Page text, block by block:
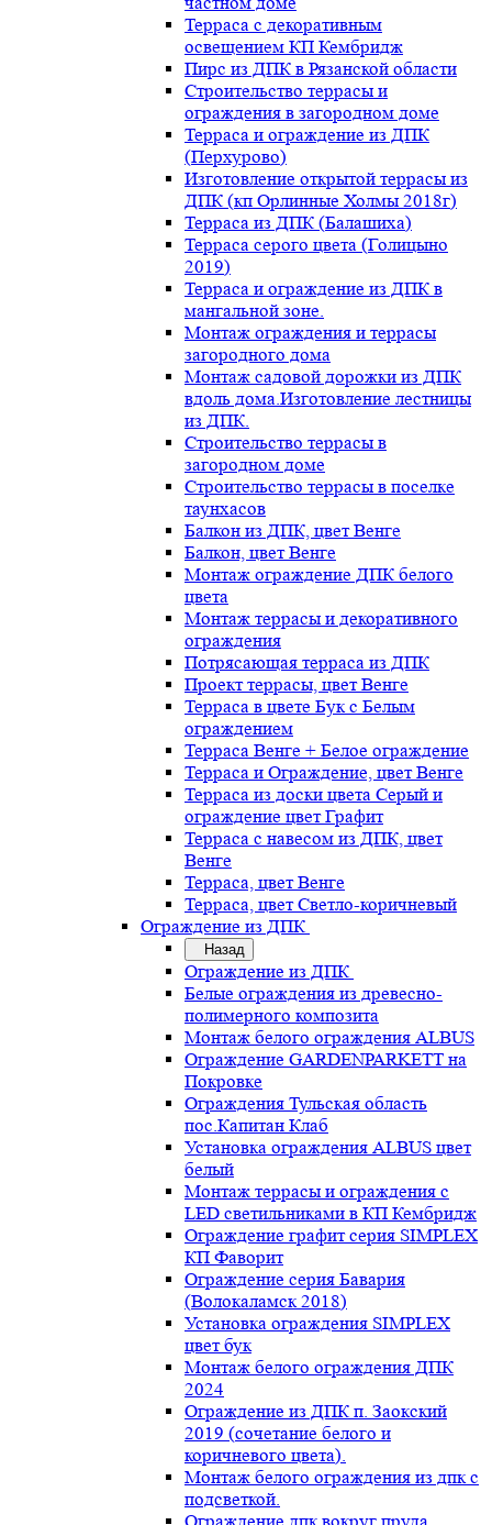
Терраса с декоративным
освещением КП Кембридж
Пирс из ДПК в Рязанской области
Строительство террасы и
ограждения в загородном доме
Терраса и ограждение из ДПК
(Перхурово)
Изготовление открытой террасы из
ДПК (кп Орлинные Холмы 2018г)
Терраса из ДПК (Балашиха)
Терраса серого цвета (Голицыно
2019)
Терраса и ограждение из ДПК в
мангальной зоне.
Монтаж ограждения и террасы
загородного дома
Монтаж садовой дорожки из ДПК
вдоль дома.Изготовление лестницы
из ДПК.
Строительство террасы в
загородном доме
Строительство террасы в поселке
таунхасов
Балкон из ДПК, цвет Венге
Балкон, цвет Венге
Монтаж ограждение ДПК белого
цвета
Монтаж террасы и декоративного
ограждения
Потрясающая терраса из ДПК
Проект террасы, цвет Венге
Терраса в цвете Бук с Белым
ограждением
Терраса Венге + Белое ограждение
Терраса и Ограждение, цвет Венге
Терраса из доски цвета Серый и
ограждение цвет Графит
Терраса с навесом из ДПК, цвет
Венге
Терраса, цвет Венге
Терраса, цвет Светло-коричневый
Ограждение из ДПК
Назад
Ограждение из ДПК
Белые ограждения из древесно-
полимерного композита
Монтаж белого ограждения ALBUS
Ограждение GARDENPARKETT на
Покровке
Ограждения Тульская область
пос.Капитан Клаб
Установка ограждения ALBUS цвет
белый
Монтаж террасы и ограждения с
LED светильниками в КП Кембридж
Ограждение графит серия SIMPLEX
КП Фаворит
Ограждение серия Бавария
(Волокаламск 2018)
Установка ограждения SIMPLEX
цвет бук
Монтаж белого ограждения ДПК
2024
Ограждение из ДПК п. Заокский
2019 (сочетание белого и
коричневого цвета).
Монтаж белого ограждения из дпк с
подсветкой.